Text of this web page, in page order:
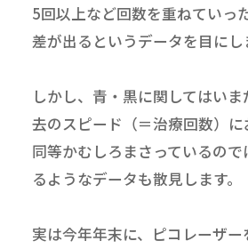
5回以上など回数を重ねていっ
差が出るというデータを目にし
しかし、青・黒に関してはい
去のスピード（＝治療回数）に
同等かむしろまさっているの
るようなデータも散見します。
実は今年年末に、ピコレーザ